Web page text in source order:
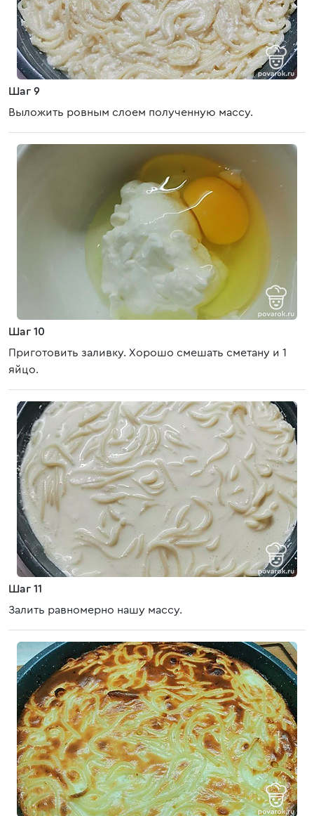
Шаг 9
Выложить ровным слоем полученную массу.
Шаг 10
Приготовить заливку. Хорошо смешать сметану и 1
яйцо.
Шаг 11
Залить равномерно нашу массу.